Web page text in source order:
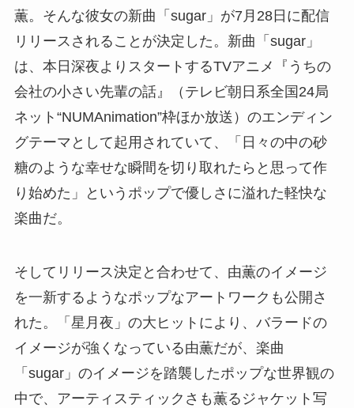
薫。そんな彼女の新曲「sugar」が7月28日に配信
リリースされることが決定した。新曲「sugar」
は、本日深夜よりスタートするTVアニメ『うちの
会社の小さい先輩の話』（テレビ朝日系全国24局
ネット“NUMAnimation”枠ほか放送）のエンディン
グテーマとして起用されていて、「日々の中の砂
糖のような幸せな瞬間を切り取れたらと思って作
り始めた」というポップで優しさに溢れた軽快な
楽曲だ。
そしてリリース決定と合わせて、由薫のイメージ
を一新するようなポップなアートワークも公開さ
れた。「星月夜」の大ヒットにより、バラードの
イメージが強くなっている由薫だが、楽曲
「sugar」のイメージを踏襲したポップな世界観の
中で、アーティスティックさも薫るジャケット写